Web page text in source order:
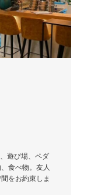
遊び場、ペダ
食べ物。友人
をお約束しま